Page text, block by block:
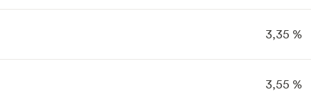
3,35 %
3,55 %